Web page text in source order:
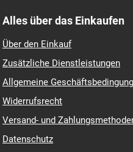
Alles über das Einkaufen
Über den Einkauf
Zusätzliche Dienstleistungen
Allgemeine
Widerrufsrecht
Versand- und
Datenschutz